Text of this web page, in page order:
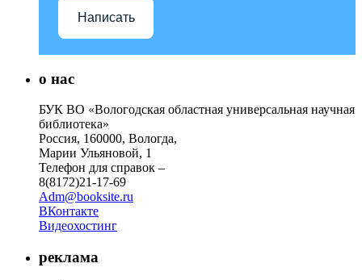
Написать
о нас
БУК ВО «Вологодская областная универсальная научная
библиотека»
Россия, 160000, Вологда,
Марии Ульяновой, 1
Телефон для справок –
8(8172)21-17-69
Adm@booksite.ru
ВКонтакте
Видеохостинг
реклама